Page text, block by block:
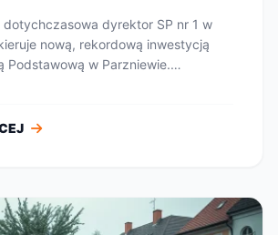
dotychczasowa dyrektor SP nr 1 w
nową, rekordową inwestycją
Podstawową w Parzniewie.